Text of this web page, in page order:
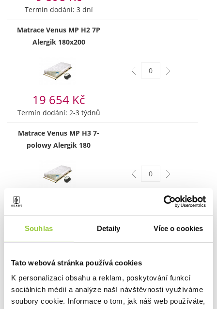
Souhlas Detaily Více o cookies
Tato webová stránka používá cookies
K personalizaci obsahu a reklam, poskytování funkcí
sociálních médií a analýze naší návštěvnosti využíváme
soubory cookie. Informace o tom, jak náš web používáte,
Termín dodání: 3 dní
Matrace Venus MP H2 7P
Alergik 180x200
19 654 Kč
Termín dodání: 2-3 týdnů
Matrace Venus MP H3 7-
polowy Alergik 180
Termín dodání: 2-4 týdny
Stav produktu:v demontu
Doprava zdarma s